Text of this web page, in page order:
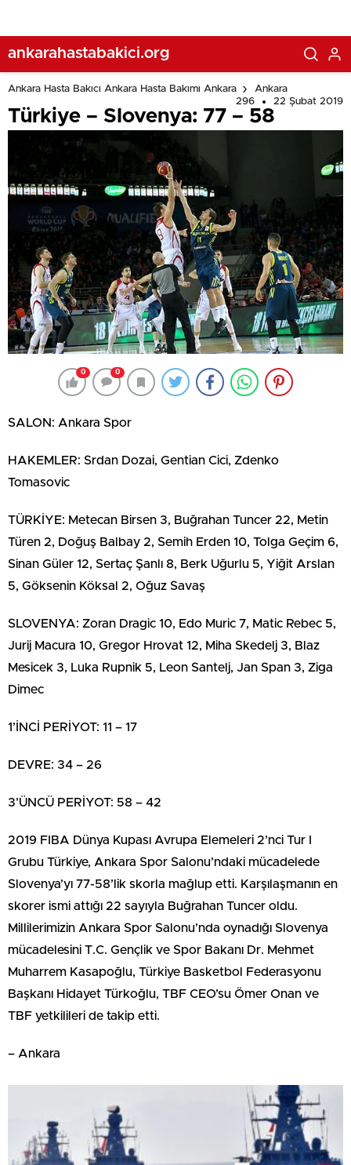
ankarahastabakici.org
Ankara Hasta Bakıcı Ankara Hasta Bakımı Ankara
Ankara
296
22 Şubat 2019
Türkiye – Slovenya: 77 – 58
0 0
SALON: Ankara Spor
HAKEMLER: Srdan Dozai, Gentian Cici, Zdenko
Tomasovic
TÜRKİYE: Metecan Birsen 3, Buğrahan Tuncer 22, Metin
Türen 2, Doğuş Balbay 2, Semih Erden 10, Tolga Geçim 6,
Sinan Güler 12, Sertaç Şanlı 8, Berk Uğurlu 5, Yiğit Arslan
5, Göksenin Köksal 2, Oğuz Savaş
SLOVENYA: Zoran Dragic 10, Edo Muric 7, Matic Rebec 5,
Jurij Macura 10, Gregor Hrovat 12, Miha Skedelj 3, Blaz
Mesicek 3, Luka Rupnik 5, Leon Santelj, Jan Span 3, Ziga
Dimec
1’İNCİ PERİYOT: 11 – 17
DEVRE: 34 – 26
3’ÜNCÜ PERİYOT: 58 – 42
2019 FIBA Dünya Kupası Avrupa Elemeleri 2’nci Tur I
Grubu Türkiye, Ankara Spor Salonu’ndaki mücadelede
Slovenya’yı 77-58’lik skorla mağlup etti. Karşılaşmanın en
skorer ismi attığı 22 sayıyla Buğrahan Tuncer oldu.
Millilerimizin Ankara Spor Salonu’nda oynadığı Slovenya
mücadelesini T.C. Gençlik ve Spor Bakanı Dr. Mehmet
Muharrem Kasapoğlu, Türkiye Basketbol Federasyonu
Başkanı Hidayet Türkoğlu, TBF CEO’su Ömer Onan ve
TBF yetkilileri de takip etti.
– Ankara